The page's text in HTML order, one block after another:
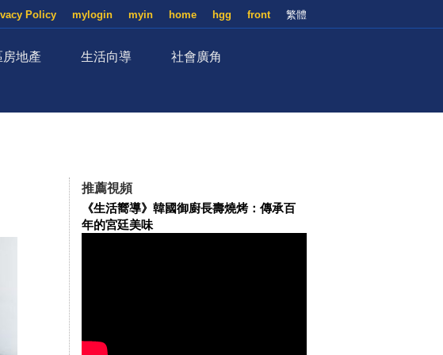
繁體
front
hgg
home
myin
mylogin
Policy
房地產 生活向導 社會廣角
推薦視頻
《生活嚮導》韓國御廚長壽燒烤：傳承百
年的宮廷美味